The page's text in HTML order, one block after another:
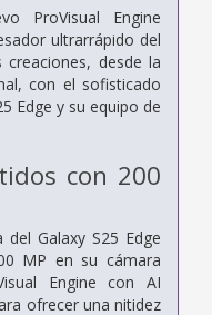
ProVisual Engine
ultrarrápido del
desde la
con el sofisticado
Edge y su equipo de
con 200
Galaxy S25 Edge
MP en su cámara
Engine con AI
ofrecer una nitidez